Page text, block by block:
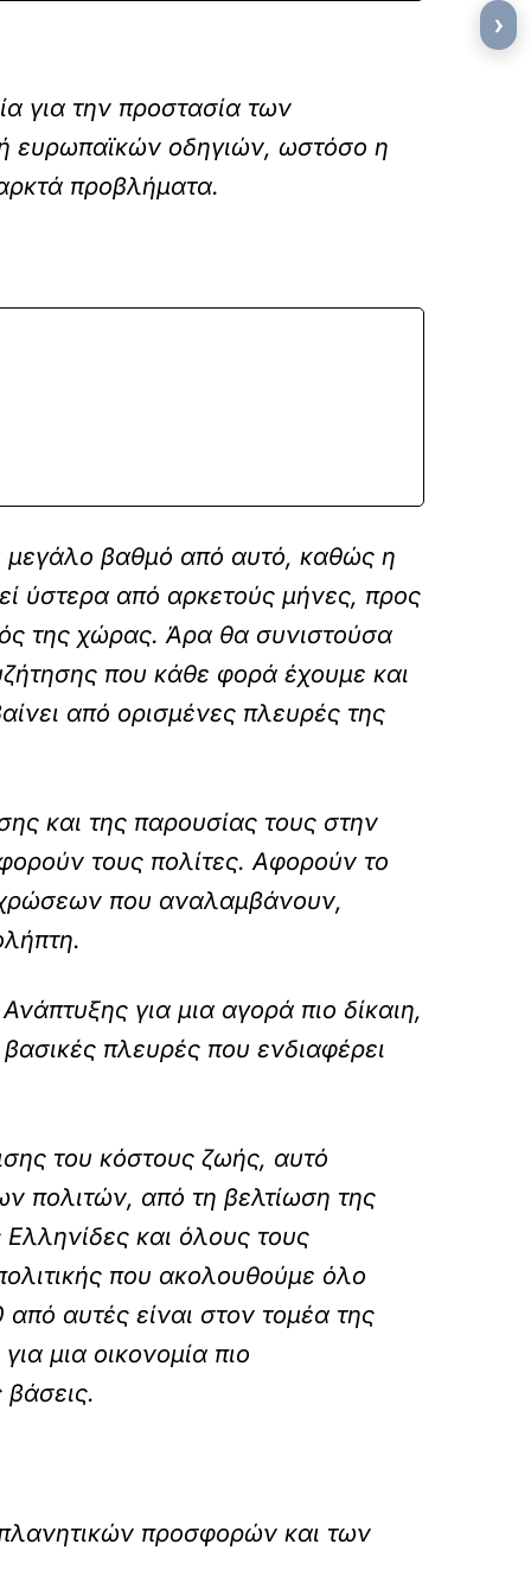
για την προστασία των
ευρωπαϊκών οδηγιών, ωστόσο η
προβλήματα.
μεγάλο βαθμό από αυτό, καθώς η
ύστερα από αρκετούς μήνες, προς
της χώρας. Άρα θα συνιστούσα
που κάθε φορά έχουμε και
από ορισμένες πλευρές της
και της παρουσίας τους στην
τους πολίτες. Αφορούν το
που αναλαμβάνουν,
για μια αγορά πιο δίκαιη,
πλευρές που ενδιαφέρει
του κόστους ζωής, αυτό
πολιτών, από τη βελτίωση της
και όλους τους
που ακολουθούμε όλο
αυτές είναι στον τομέα της
μια οικονομία πιο
προσφορών και των
›